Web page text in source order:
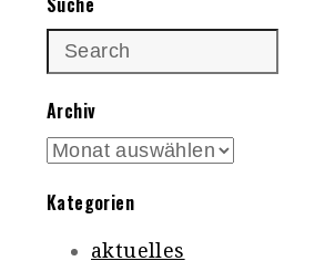
Archiv
Archiv
Kategorien
aktuelles